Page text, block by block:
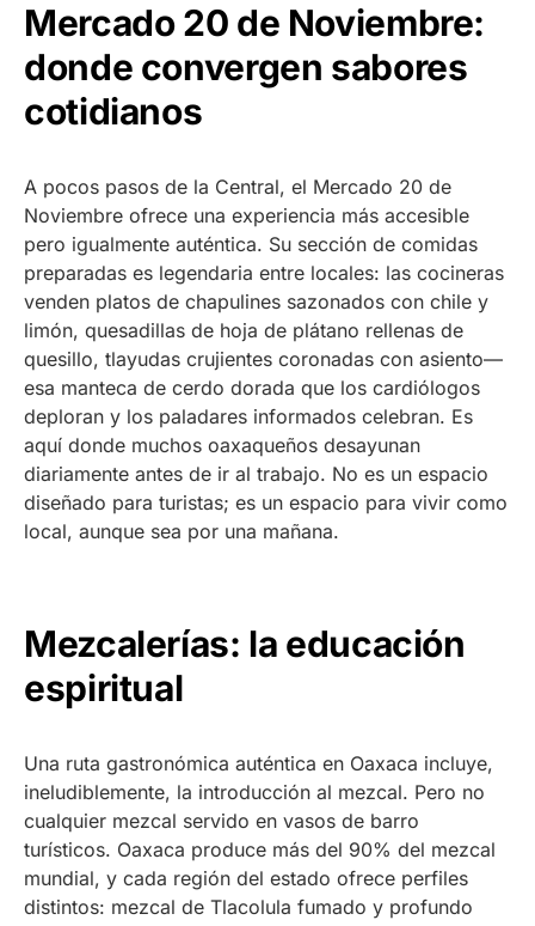
Mercado 20 de Noviembre:
donde convergen sabores
cotidianos
A pocos pasos de la Central, el Mercado 20 de
Noviembre ofrece una experiencia más accesible
pero igualmente auténtica. Su sección de comidas
preparadas es legendaria entre locales: las cocineras
venden platos de chapulines sazonados con chile y
limón, quesadillas de hoja de plátano rellenas de
quesillo, tlayudas crujientes coronadas con asiento—
esa manteca de cerdo dorada que los cardiólogos
deploran y los paladares informados celebran. Es
aquí donde muchos oaxaqueños desayunan
diariamente antes de ir al trabajo. No es un espacio
diseñado para turistas; es un espacio para vivir como
local, aunque sea por una mañana.
Mezcalerías: la educación
espiritual
Una ruta gastronómica auténtica en Oaxaca incluye,
ineludiblemente, la introducción al mezcal. Pero no
cualquier mezcal servido en vasos de barro
turísticos. Oaxaca produce más del 90% del mezcal
mundial, y cada región del estado ofrece perfiles
distintos: mezcal de Tlacolula fumado y profundo